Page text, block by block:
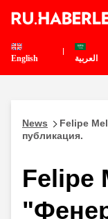
English العربية
News
Felipe
публикация.
Felipe